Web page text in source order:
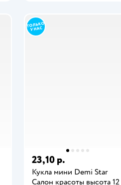
23,10 р.
Кукла мини Demi Star
Салон красоты высота 12